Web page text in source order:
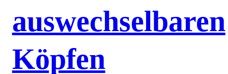
auswechselbaren
Köpfen